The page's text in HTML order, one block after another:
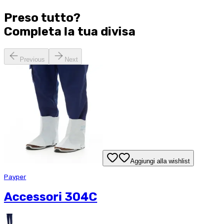
Preso tutto?
Completa la tua divisa
Previous Next
Aggiungi alla wishlist
Payper
Accessori 304C